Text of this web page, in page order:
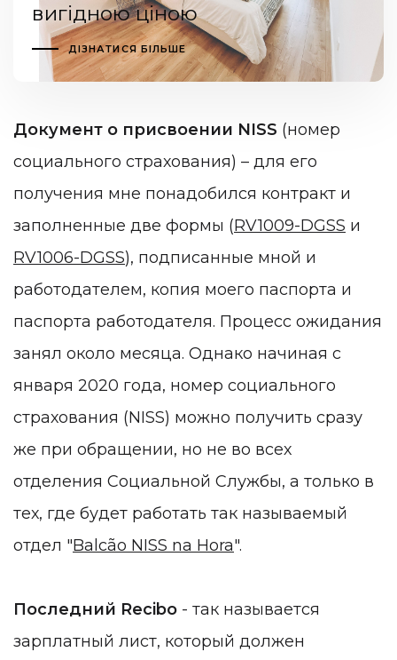
вигідною ціною
ДІЗНАТИСЯ БІЛЬШЕ
Документ о присвоении NISS (номер
социального страхования) – для его
получения мне понадобился контракт и
заполненные две формы (RV1009-DGSS и
RV1006-DGSS), подписанные мной и
работодателем, копия моего паспорта и
паспорта работодателя. Процесс ожидания
занял около месяца. Однако начиная с
января 2020 года, номер социального
страхования (NISS) можно получить сразу
же при обращении, но не во всех
отделения Социальной Службы, а только в
тех, где будет работать так называемый
отдел "Balcão NISS na Hora".
Последний Recibo - так называется
зарплатный лист, который должен